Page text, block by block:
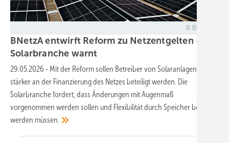
BSW-Solar
BNetzA entwirft Reform zu Netzentgelten –
Solarbranche warnt
29.05.2026 - Mit der Reform sollen Betreiber von Solaranlagen
stärker an der Finanzierung des Netzes beteiligt werden. Die
Solarbranche fordert, dass Änderungen mit Augenmaß
vorgenommen werden sollen und Flexibilität durch Speicher belohnt
werden müssen.